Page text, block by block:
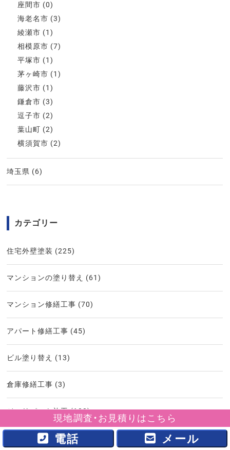
現地調査・お見積りはこちら
電話 メール
座間市 (0)
海老名市 (3)
綾瀬市 (1)
相模原市 (7)
平塚市 (1)
茅ヶ崎市 (1)
藤沢市 (1)
鎌倉市 (3)
逗子市 (2)
葉山町 (2)
横須賀市 (2)
埼玉県 (6)
カテゴリー
住宅外壁塗装 (225)
マンションの塗り替え (61)
マンション修繕工事 (70)
アパート修繕工事 (45)
ビル塗り替え (13)
倉庫修繕工事 (3)
ジョリパット施工(102)
ジョリパット塗り替え